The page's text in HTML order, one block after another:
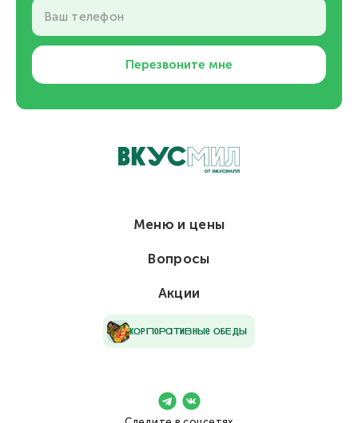
Ваш телефон
Перезвоните мне
Меню и цены
Вопросы
Акции
кОрПоРаТиВнЫе ОбЕдЫ